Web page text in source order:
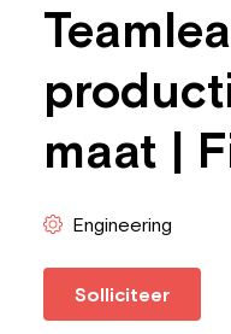
maat |
Engineering
Solliciteer